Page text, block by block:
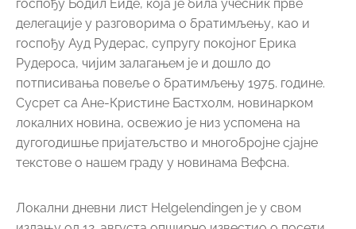
издању од 12. августа опширно известио о посети
наше делегације.